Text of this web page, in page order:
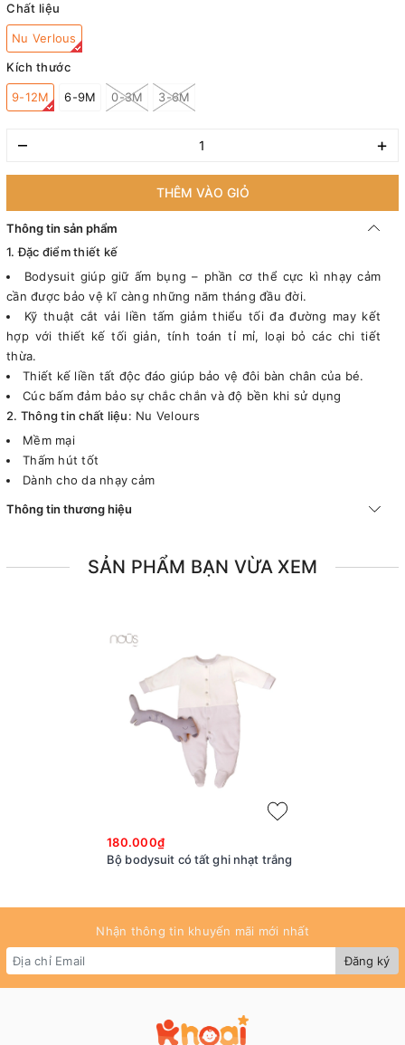
Chất liệu
Nu Verlous
Kích thước
9-12M 6-9M 0-3M 3-6M
– +
THÊM VÀO GIỎ
Thông tin sản phẩm
1. Đặc điểm thiết kế
Bodysuit giúp giữ ấm bụng – phần cơ thể cực kì nhạy cảm
cần được bảo vệ kĩ càng những năm tháng đầu đời.
Kỹ thuật cắt vải liền tấm giảm thiểu tối đa đường may kết
hợp với thiết kế tối giản, tính toán tỉ mỉ, loại bỏ các chi tiết
thừa.
Thiết kế liền tất độc đáo giúp bảo vệ đôi bàn chân của bé.
Cúc bấm đảm bảo sự chắc chắn và độ bền khi sử dụng
2. Thông tin chất liệu: Nu Velours
Mềm mại
Thấm hút tốt
Dành cho da nhạy cảm
Thông tin thương hiệu
SẢN PHẨM BẠN VỪA XEM
180.000₫
Bộ bodysuit có tất ghi nhạt trắng
Nhận thông tin khuyến mãi mới nhất
Đăng ký